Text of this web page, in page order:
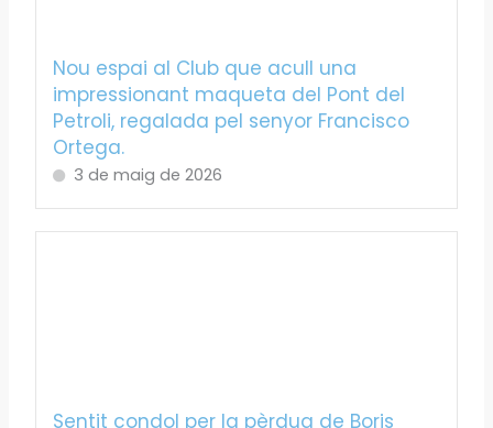
Nou espai al Club que acull una
impressionant maqueta del Pont del
Petroli, regalada pel senyor Francisco
Ortega.
3 de maig de 2026
Sentit condol per la pèrdua de Boris